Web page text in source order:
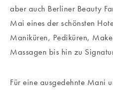
aber auch Berliner Beauty
Mai eines der schönsten
Maniküren, Pediküren,
Massagen bis hin zu
Für eine ausgedehnte Mani